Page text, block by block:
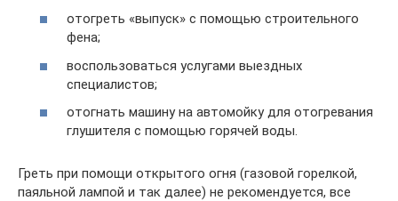
отогреть «выпуск» с помощью строительного
фена;
воспользоваться услугами выездных
специалистов;
отогнать машину на автомойку для отогревания
глушителя с помощью горячей воды.
Греть при помощи открытого огня (газовой горелкой,
паяльной лампой и так далее) не рекомендуется, все